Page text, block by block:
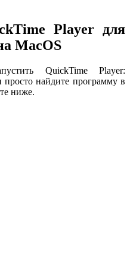
Player для
MacOS
QuickTime Player:
просто найдите программу в
ниже.